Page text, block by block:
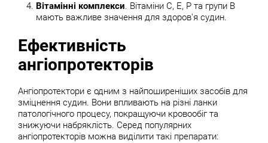
Вітамінні комплекси. Вітаміни С, Е, Р та групи В
мають важливе значення для здоров'я судин.
Ефективність
ангіопротекторів
Ангіопротектори є одним з найпоширеніших засобів для
зміцнення судин. Вони впливають на різні ланки
патологічного процесу, покращуючи кровообіг та
знижуючи набряклість. Серед популярних
ангіопротекторів можна виділити такі препарати: